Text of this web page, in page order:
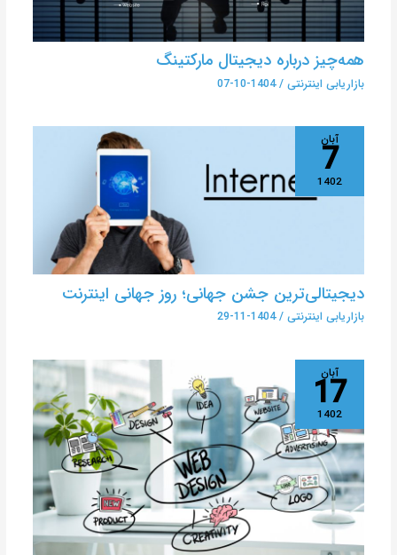
همه‌چیز درباره دیجیتال مارکتینگ
بازاریابی اینترنتی/
1404-10-07
آبان
7
1402
دیجیتالی‌ترین جشن جهانی؛ روز جهانی اینترنت
بازاریابی اینترنتی/
1404-11-29
آبان
17
1402